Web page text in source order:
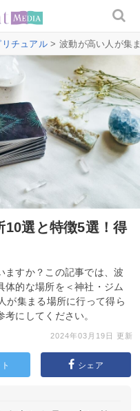
リチュアル > 波動が高い人が集
10選と特徴5選！得
ますか？この記事では、波
体的な場所を＜神社・ジム
が集まる場所に行って得ら
にしてください。
2024年03月19日 更新
シェア